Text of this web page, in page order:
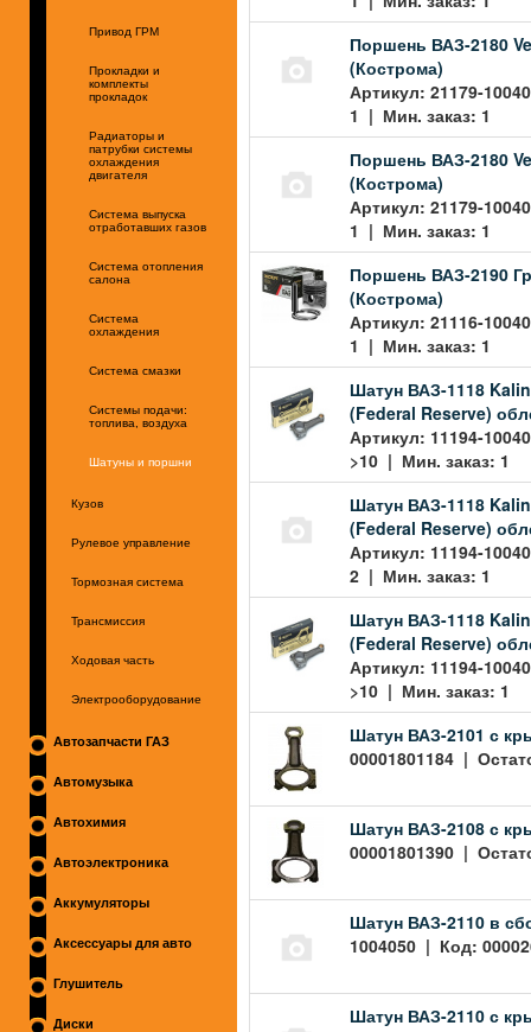
Привод ГРМ
Прокладки и
комплекты
прокладок
Радиаторы и
патрубки системы
охлаждения
двигателя
Система выпуска
отработавших газов
Система отопления
салона
Система
охлаждения
Система смазки
Системы подачи:
топлива, воздуха
Шатуны и поршни
Кузов
Рулевое управление
Тормозная система
Трансмиссия
Ходовая часть
Электрооборудование
Автозапчасти ГАЗ
Автомузыка
Автохимия
Автоэлектроника
Аккумуляторы
Аксессуары для авто
Глушитель
Диски
Поршень ВАЗ-2180
(Кострома)
Артикул: 21179-
1 | Мин. заказ: 1
Поршень ВАЗ-2180
(Кострома)
Артикул: 21179-
1 | Мин. заказ: 1
Поршень ВАЗ-2190
(Кострома)
Артикул: 21116-
1 | Мин. заказ: 1
Шатун ВАЗ-1118
(Federal Reserve)
Артикул: 11194-
>10 | Мин. заказ: 1
Шатун ВАЗ-1118
(Federal Reserve)
Артикул: 11194-
2 | Мин. заказ: 1
Шатун ВАЗ-1118
(Federal Reserve)
Артикул: 11194-
>10 | Мин. заказ: 1
Шатун ВАЗ-2101 с
00001801184 |
Шатун ВАЗ-2108 с
00001801390 |
Шатун ВАЗ-2110 в
1004050 | Код:
Шатун ВАЗ-2110 с